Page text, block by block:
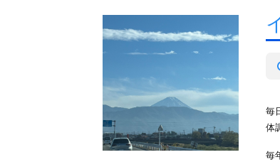
毎
体
毎